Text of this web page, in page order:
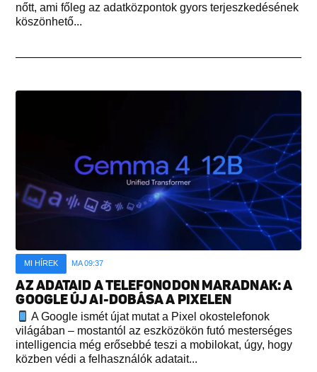
nőtt, ami főleg az adatközpontok gyors terjeszkedésének
köszönhető...
MI HÍREK MA 09:37
AZ ADATAID A TELEFONODON MARADNAK: A
GOOGLE ÚJ AI-DOBÁSA A PIXELEN
A Google ismét újat mutat a Pixel okostelefonok
világában – mostantól az eszközökön futó mesterséges
intelligencia még erősebbé teszi a mobilokat, úgy, hogy
közben védi a felhasználók adatait...